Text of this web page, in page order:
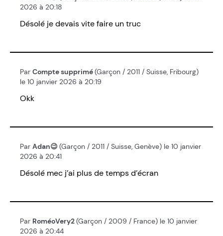
2026 à 20:18
Désolé je devais vite faire un truc
Par Compte supprimé(Garçon / 2011 / Suisse, Fribourg)
le 10 janvier 2026 à 20:19
Okk
Par Adan😉 (Garçon / 2011 / Suisse, Genève) le 10 janvier
2026 à 20:41
Désolé mec j’ai plus de temps d’écran
Par RoméoVery2(Garçon / 2009 / France) le 10 janvier
2026 à 20:44